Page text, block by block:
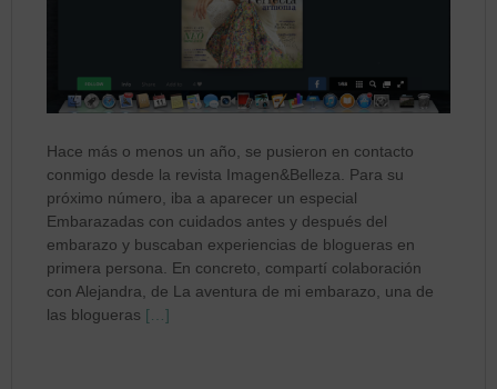
Hace más o menos un año, se pusieron en contacto
conmigo desde la revista Imagen&Belleza. Para su
próximo número, iba a aparecer un especial
Embarazadas con cuidados antes y después del
embarazo y buscaban experiencias de blogueras en
primera persona. En concreto, compartí colaboración
con Alejandra, de La aventura de mi embarazo, una de
las blogueras […]